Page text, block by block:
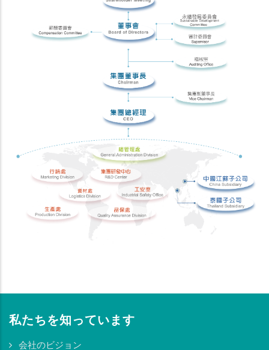
私たちを知っています
会社のビジョン